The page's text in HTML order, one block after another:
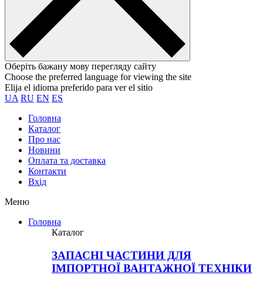
Оберіть бажану мову перегляду сайту
Choose the preferred language for viewing the site
Elija el idioma preferido para ver el sitio
UA RU EN ES
Головна
Каталог
Про нас
Новини
Оплата та доставка
Контакти
Вхiд
Меню
Головна
Каталог
ЗАПАСНІ ЧАСТИНИ ДЛЯ
ІМПОРТНОЇ ВАНТАЖНОЇ ТЕХНІКИ